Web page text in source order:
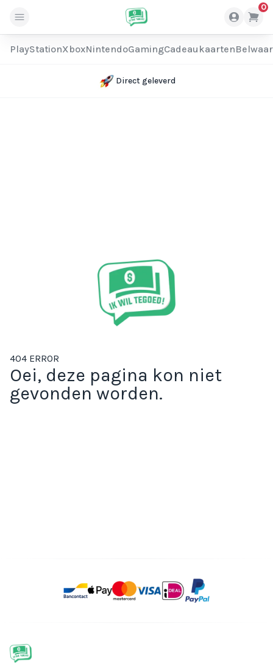
0
PlayStationXboxNintendoGamingCadeaukaarten
Direct geleverd
404 ERROR
Oei, deze pagina kon niet
gevonden worden.